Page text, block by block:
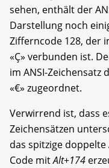
sehen, enthält der
Darstellung noch
Zifferncode 128, der
«Ç» verbunden ist.
im ANSI-Zeichensatz
«€» zugeordnet.
Verwirrend ist, dass
Zeichensätzen
das spitzige
Code mitAlt+174